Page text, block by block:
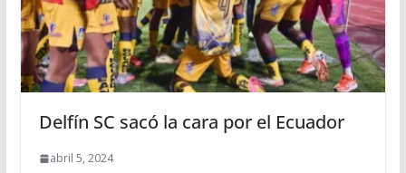
Delfín SC sacó la cara por el Ecuador
abril 5, 2024